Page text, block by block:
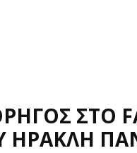
ΣΤΟ
ΗΡΑΚΛΗ